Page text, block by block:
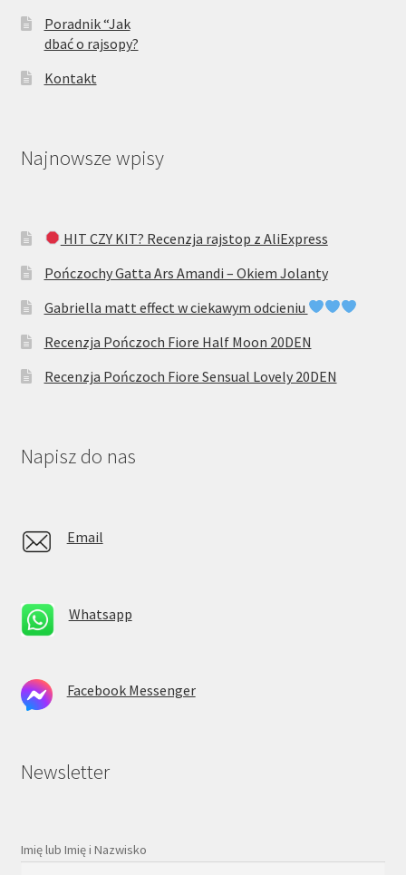
Poradnik “Jak
dbać o rajsopy?
Kontakt
Najnowsze wpisy
HIT CZY KIT? Recenzja rajstop z AliExpress
Pończochy Gatta Ars Amandi – Okiem Jolanty
Gabriella matt effect w ciekawym odcieniu
Recenzja Pończoch Fiore Half Moon 20DEN
Recenzja Pończoch Fiore Sensual Lovely 20DEN
Napisz do nas
Email
Whatsapp
Facebook Messenger
Newsletter
Imię lub Imię i Nazwisko